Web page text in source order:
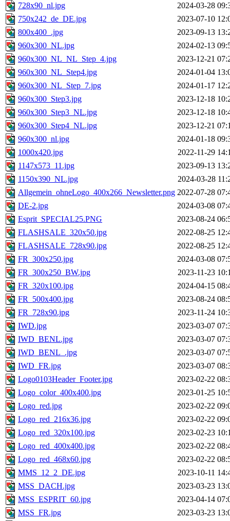
728x90_nl.jpg
2024-03-28
750x242_de_DE.jpg
2023-07-10
800x400_.jpg
2023-09-13
960x300_NL.jpg
2024-02-13
960x300_NL_NL_Step_4.jpg
2023-12-21
960x300_NL_Step4.jpg
2024-01-04
960x300_NL_Step_7.jpg
2024-01-17
960x300_Step3.jpg
2023-12-18
960x300_Step3_NL.jpg
2023-12-18
960x300_Step4_NL.jpg
2023-12-21
960x300_nl.jpg
2024-01-18
1000x420.jpg
2022-11-29
1147x573_11.jpg
2023-09-13
1150x390_NL.jpg
2024-03-28
Allgemein_ohneLogo_400x266_Newsletter.png 2022-07-28
DE-2.jpg
2024-03-08
Esprit_SPECIAL25.PNG
2023-08-24
FLASHSALE_320x50.jpg
2022-08-25
FLASHSALE_728x90.jpg
2022-08-25
FR_300x250.jpg
2024-03-08
FR_300x250_BW.jpg
2023-11-23
FR_320x100.jpg
2024-04-15
FR_500x400.jpg
2023-08-24
FR_728x90.jpg
2023-11-24
IWD.jpg
2023-03-07
IWD_BENL.jpg
2023-03-07
IWD_BENL_.jpg
2023-03-07
IWD_FR.jpg
2023-03-07
Logo0103Header_Footer.jpg
2023-02-22
Logo_color_400x400.jpg
2023-01-25
Logo_red.jpg
2023-02-22
Logo_red_216x36.jpg
2023-02-22
Logo_red_320x100.jpg
2023-02-23
Logo_red_400x400.jpg
2023-02-22
Logo_red_468x60.jpg
2023-02-22
MMS_12_2_DE.jpg
2023-10-11
MSS_DACH.jpg
2023-03-23
MSS_ESPRIT_60.jpg
2023-04-14
MSS_FR.jpg
2023-03-23